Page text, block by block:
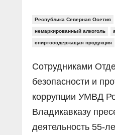
Республика Северная Осетия
немаркированный алкоголь
спиртосодержащая продукция
Сотрудниками
безопасности и
коррупции УМВД
Владикавказу
деятельность 55-